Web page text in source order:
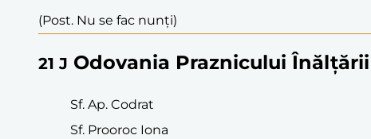
(Post. Nu se fac nunți)
21 J Odovania Praznicului
Sf. Ap. Codrat
Sf. Prooroc Iona